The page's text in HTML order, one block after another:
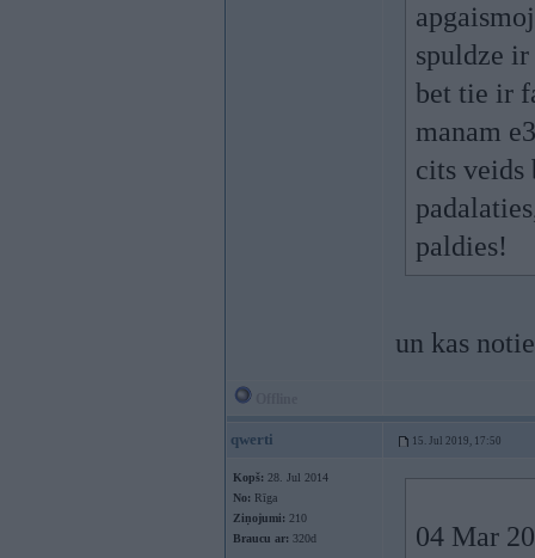
spuldze
bet tie ir
manam
cits veids
paldies!
un kas
qwerti 15. Jul 2019, 17:50
Kopš: 28. Jul 2014
No: Rīga
Ziņojumi: 210
Braucu ar: 320d
04 Mar